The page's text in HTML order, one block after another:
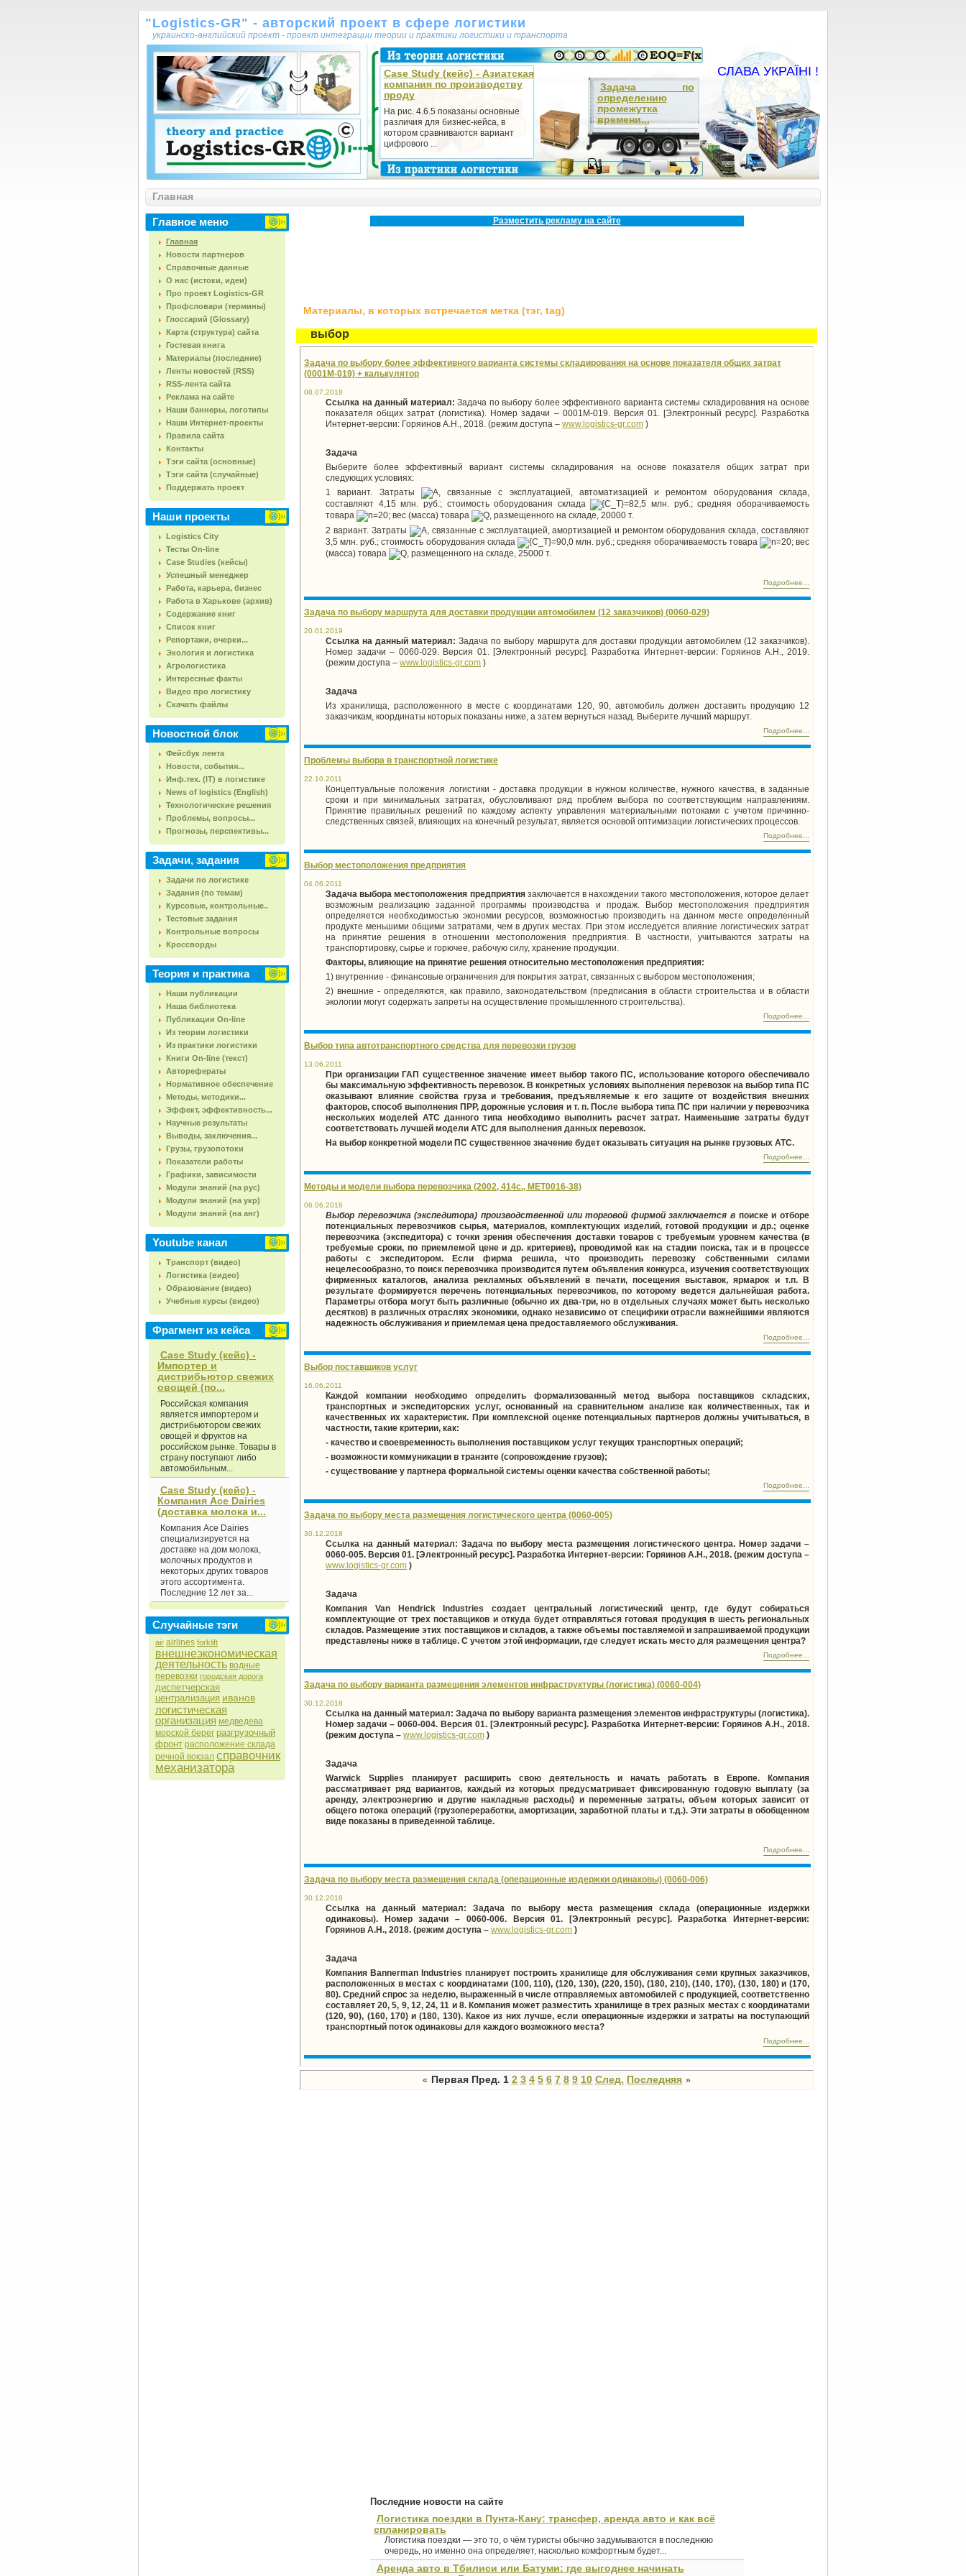
"Logistics-GR" - авторский проект в сфере логистики
украинско-английский проект - проект интеграции теории и практики логистики и транспорта
Case Study (кейс) - Азиатская
компания по производству
проду
На рис. 4.6.5 показаны основные
различия для бизнес-кейса, в
котором сравниваются вариант
цифрового ...
Задача по
определению
промежутка
времени...
СЛАВА УКРАЇНІ !
Главная
Главное меню
Главная
Новости партнеров
Справочные данные
О нас (истоки, идеи)
Про проект Logistics-GR
Профсловари (термины)
Глоссарий (Glossary)
Карта (структура) сайта
Гостевая книга
Материалы (последние)
Ленты новостей (RSS)
RSS-лента сайта
Реклама на сайте
Наши баннеры, логотипы
Наши Интернет-проекты
Правила сайта
Контакты
Тэги сайта (основные)
Тэги сайта (случайные)
Поддержать проект
Наши проекты
Logistics City
Тесты On-line
Case Studies (кейсы)
Успешный менеджер
Работа, карьера, бизнес
Работа в Харькове (архив)
Содержание книг
Список книг
Репортажи, очерки...
Экология и логистика
Агрологистика
Интересные факты
Видео про логистику
Скачать файлы
Новостной блок
Фейсбук лента
Новости, события...
Инф.тех. (IT) в логистике
News of logistics (English)
Технологические решения
Проблемы, вопросы...
Прогнозы, перспективы...
Задачи, задания
Задачи по логистике
Задания (по темам)
Курсовые, контрольные..
Тестовые задания
Контрольные вопросы
Кроссворды
Теория и практика
Наши публикации
Наша библиотека
Публикации On-line
Из теории логистики
Из практики логистики
Книги On-line (текст)
Авторефераты
Нормативное обеспечение
Методы, методики...
Эффект, эффективность...
Научные результаты
Выводы, заключения...
Грузы, грузопотоки
Показатели работы
Графики, зависимости
Модули знаний (на рус)
Модули знаний (на укр)
Модули знаний (на анг)
Youtube канал
Транспорт (видео)
Логистика (видео)
Образование (видео)
Учебные курсы (видео)
Фрагмент из кейса
Case Study (кейс) -
Импортер и
дистрибьютор свежих
овощей (по...
Российская компания
является импортером и
дистрибьютором свежих
овощей и фруктов на
российском рынке. Товары в
страну поступают либо
автомобильным...
Case Study (кейс) -
Компания Асе Dairies
(доставка молока и...
Компания Асе Dairies
специализируется на
доставке на дом молока,
молочных продуктов и
некоторых других товаров
этого ассортимента.
Последние 12 лет за...
Случайные тэги
air airlines forklift
внешнеэкономическая
деятельность водные
перевозки городская дорога
диспетчерская
централизация иванов
логистическая
организация медведева
морской берег разгрузочный
фронт расположение склада
речной вокзал справочник
механизатора
Разместить рекламу на сайте
Материалы, в которых встречается метка (тэг, tag)
выбор
Задача по выбору более эффективного варианта системы складирования на основе показателя общих затрат
(0001М-019) + калькулятор
08.07.2018
Ссылка на данный материал:Задача по выбору более эффективного варианта системы складирования на основе
показателя общих затрат (логистика). Номер задачи – 0001М-019. Версия 01. [Электронный ресурс]. Разработка
Интернет-версии: Горяинов А.Н., 2018. (режим доступа – www. logistics-gr.com )
Задача
Выберите более эффективный вариант системы складирования на основе показателя общих затрат при
следующих условиях:
1 вариант. Затраты
, связанные с эксплуатацией, автоматизацией и ремонтом оборудования склада,
составляют 4,15 млн. руб.; стоимость оборудования склада
=82,5 млн. руб.; средняя оборачиваемость
товара
=20; вес (масса) товара
, размещенного на складе, 20000 т.
2 вариант. Затраты
, связанные с эксплуатацией, амортизацией и ремонтом оборудования склада, составляют
3,5 млн. руб.; стоимость оборудования склада
=90,0 млн. руб.; средняя оборачиваемость товара
=20; вес
(масса) товара
, размещенного на складе, 25000 т.
Подробнее...
Задача по выбору маршрута для доставки продукции автомобилем (12 заказчиков) (0060-029)
20.01.2019
Ссылка на данный материал:Задача по выбору маршрута для доставки продукции автомобилем (12 заказчиков).
Номер задачи – 0060-029. Версия 01. [Электронный ресурс]. Разработка Интернет-версии: Горяинов А.Н., 2019.
(режим доступа – www. logistics-gr.com )
Задача
Из хранилища, расположенного в месте с координатами 120, 90, автомобиль должен доставить продукцию 12
заказчикам, координаты которых показаны ниже, а затем вернуться назад. Выберите лучший маршрут.
Подробнее...
Проблемы выбора в транспортной логистике
22.10.2011
Концептуальные положения логистики - доставка продукции в нужном количестве, нужного качества, в заданные
сроки и при минимальных затратах, обусловливают ряд проблем выбора по соответствующим направлениям.
Принятие правильных решений по каждому аспекту управления материальными потоками с учетом причинно-
следственных связей, влияющих на конечный результат, является основой оптимизации логистических процессов.
Подробнее...
Выбор местоположения предприятия
04.06.2011
Задача выбора местоположения предприятиязаключается в нахождении такого местоположения, которое делает
возможным реализацию заданной программы производства и продаж. Выбор местоположения предприятия
определяется необходимостью экономии ресурсов, возможностью производить на данном месте определенный
продукте меньшими общими затратами, чем в других местах. При этом исследуется влияние логистических затрат
на принятие решения в отношении местоположения предприятия. В частности, учитываются затраты на
транспортировку, сырье и горючее, рабочую силу, хранение продукции.
Факторы, влияющие на принятие решения относительно местоположения предприятия:
1) внутренние - финансовые ограничения для покрытия затрат, связанных с выбором местоположения;
2) внешние - определяются, как правило, законодательством (предписания в области строительства и в области
экологии могут содержать запреты на осуществление промышленного строительства).
Подробнее...
Выбор типа автотранспортного средства для перевозки грузов
13.06.2011
При организации ГАП существенное значение имеет выбор такого ПС, использование которого обеспечивало
бы максимальную эффективность перевозок. В конкретных условиях выполнения перевозок на выбор типа ПС
оказывают влияние свойства груза и требования, предъявляемые к его защите от воздействия внешних
факторов, способ выполнения ПРР, дорожные условия и т. п. После выбора типа ПС при наличии у перевозчика
нескольких моделей АТС данного типа необходимо выполнить расчет затрат. Наименьшие затраты будут
соответствовать лучшей модели АТС для выполнения данных перевозок.
На выбор конкретной модели ПС существенное значение будет оказывать ситуация на рынке грузовых АТС.
Подробнее...
Методы и модели выбора перевозчика (2002, 414с., MET0016-38)
06.06.2016
Выбор перевозчика (экспедитора) производственной или торговой фирмой заключается в поиске и отборе
потенциальных перевозчиков сырья, материалов, комплектующих изделий, готовой продукции и др.; оценке
перевозчика (экспедитора) с точки зрения обеспечения доставки товаров с требуемым уровнем качества (в
требуемые сроки, по приемлемой цене и др. критериев), проводимой как на стадии поиска, так и в процессе
работы с экспедитором. Если фирма решила, что производить перевозку собственными силами
нецелесообразно, то поиск перевозчика производится путем объявления конкурса, изучения соответствующих
фирменных каталогов, анализа рекламных объявлений в печати, посещения выставок, ярмарок и т.п. В
результате формируется перечень потенциальных перевозчиков, по которому ведется дальнейшая работа.
Параметры отбора могут быть различные (обычно их два-три, но в отдельных случаях может быть несколько
десятков) в различных отраслях экономики, однако независимо от специфики отрасли важнейшими являются
надежность обслуживания и приемлемая цена предоставляемого обслуживания.
Подробнее...
Выбор поставщиков услуг
16.06.2011
Каждой компании необходимо определить формализованный метод выбора поставщиков складских,
транспортных и экспедиторских услуг, основанный на сравнительном анализе как количественных, так и
качественных их характеристик. При комплексной оценке потенциальных партнеров должны учитываться, в
частности, такие критерии, как:
- качество и своевременность выполнения поставщиком услуг текущих транспортных операций;
- возможности коммуникации в транзите (сопровождение грузов);
- существование у партнера формальной системы оценки качества собственной работы;
Подробнее...
Задача по выбору места размещения логистического центра (0060-005)
30.12.2018
Ссылка на данный материал:Задача по выбору места размещения логистического центра. Номер задачи –
0060-005. Версия 01. [Электронный ресурс]. Разработка Интернет-версии: Горяинов А.Н., 2018. (режим доступа –
www.logistics-gr.com )
Задача
Компания Van Hendrick Industries создает центральный логистический центр, где будут собираться
комплектующие от трех поставщиков и откуда будет отправляться готовая продукция в шесть региональных
складов. Размещение этих поставщиков и складов, а также объемы поставляемой и запрашиваемой продукции
представлены ниже в таблице. С учетом этой информации, где следует искать место для размещения центра?
Подробнее...
Задача по выбору варианта размещения элементов инфраструктуры (логистика) (0060-004)
30.12.2018
Ссылка на данный материал:Задача по выбору варианта размещения элементов инфраструктуры (логистика).
Номер задачи – 0060-004. Версия 01. [Электронный ресурс]. Разработка Интернет-версии: Горяинов А.Н., 2018.
(режим доступа – www.logistics-gr.com )
Задача
Warwick Supplies планирует расширить свою деятельность и начать работать в Европе. Компания
рассматривает ряд вариантов, каждый из которых предусматривает фиксированную годовую выплату (за
аренду, электроэнергию и другие накладные расходы) и переменные затраты, объем которых зависит от
общего потока операций (грузопереработки, амортизации, заработной платы и т.д.). Эти затраты в обобщенном
виде показаны в приведенной таблице.
Подробнее...
Задача по выбору места размещения склада (операционные издержки одинаковы) (0060-006)
30.12.2018
Ссылка на данный материал:Задача по выбору места размещения склада (операционные издержки
одинаковы). Номер задачи – 0060-006. Версия 01. [Электронный ресурс]. Разработка Интернет-версии:
Горяинов А.Н., 2018. (режим доступа – www.logistics-gr.com )
Задача
Компания Bannerman Industries планирует построить хранилище для обслуживания семи крупных заказчиков,
расположенных в местах с координатами (100, 110), (120, 130), (220, 150), (180, 210), (140, 170), (130, 180) и (170,
80). Средний спрос за неделю, выраженный в числе отправляемых автомобилей с продукцией, соответственно
составляет 20, 5, 9, 12, 24, 11 и 8. Компания может разместить хранилище в трех разных местах с координатами
(120, 90), (160, 170) и (180, 130). Какое из них лучше, если операционные издержки и затраты на поступающий
транспортный поток одинаковы для каждого возможного места?
Подробнее...
« Первая Пред. 1 2 3 4 5 6 7 8 9 10 След. Последняя »
Последние новости на сайте
Логистика поездки в Пунта-Кану: трансфер, аренда авто и как всё
спланировать
Логистика поездки — это то, о чём туристы обычно задумываются в последнюю
очередь, но именно она определяет, насколько комфортным будет...
Аренда авто в Тбилиси или Батуми: где выгоднее начинать